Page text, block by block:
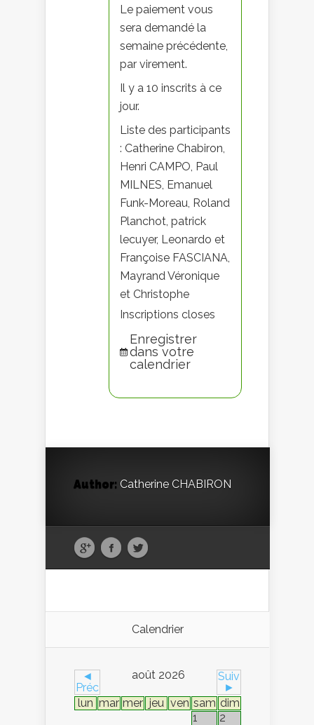
Le paiement vous
sera demandé la
semaine précédente,
par virement.
Il y a 10 inscrits à ce
jour.
Liste des participants
: Catherine Chabiron,
Henri CAMPO, Paul
MILNES, Emanuel
Funk-Moreau, Roland
Planchot, patrick
lecuyer, Leonardo et
Françoise FASCIANA,
Mayrand Véronique
et Christophe
Inscriptions closes
Enregistrer
dans votre
calendrier
Author: Catherine CHABIRON
Calendrier
◄
Préc
août 2026
Suiv
►
lun mar mer jeu ven sam dim
1
2